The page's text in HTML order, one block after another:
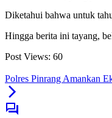
Diketahui bahwa untuk
Hingga berita ini tayang,
Post Views: 60
Polres Pinrang Amankan